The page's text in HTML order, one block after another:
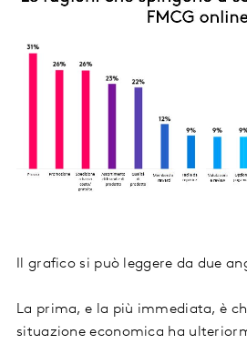
Il grafico si può leggere da due
La prima, e la più immediata, è
situazione economica ha